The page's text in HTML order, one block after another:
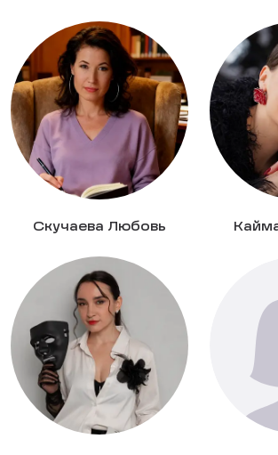
Скучаева Любовь